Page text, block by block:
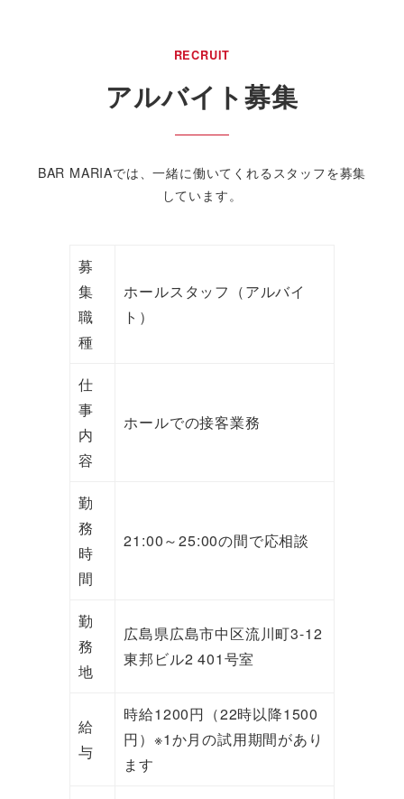
RECRUIT
アルバイト募集
BAR MARIAでは、一緒に働いてくれるスタッフを募集
しています。
募
集
職
種
ホールスタッフ（アルバイ
ト）
仕
事
内
容
ホールでの接客業務
勤
務
時
間
21:00～25:00の間で応相談
勤
務
地
広島県広島市中区流川町3-12
東邦ビル2 401号室
給
与
時給1200円（22時以降1500
円）※1か月の試用期間があり
ます